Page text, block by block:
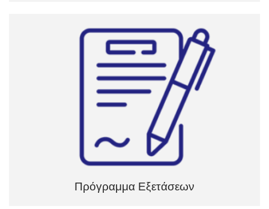
Πρόγραμμα Εξετάσεων